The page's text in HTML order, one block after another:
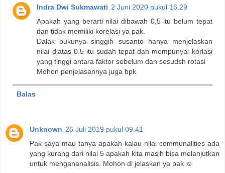
Indra Dwi Sukmawati 2 Juni 2020 pukul 16.29
Apakah yang berarti nilai dibawah 0,5 itu belum tepat
dan tidak memiliki korelasi ya pak.
Dalak bukunya singgih susanto hanya menjelaskan
nilai diatas 0.5 itu sudah tepat dan mempunyai korlasi
yang tinggi antara faktor sebelum dan sesudsh rotasi
Mohon penjelasannya juga bpk
Balas
Unknown 26 Juli 2019 pukul 09.41
Pak saya mau tanya apakah kalau nilai communalities ada
yang kurang dari nilai 5 apakah kita masih bisa melanjutkan
untuk mengananalisis. Mohon di jelaskan ya pak ☺️